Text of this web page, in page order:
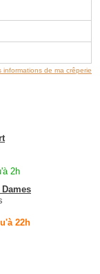
informations de ma crêperie
2h
22h